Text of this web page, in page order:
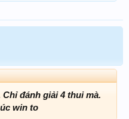
đánh giải 4 thui mà.
win to